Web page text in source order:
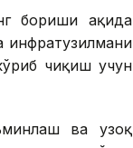
бориши ҳақида
инфратузилмани
чиқиш учун
ва узоқ